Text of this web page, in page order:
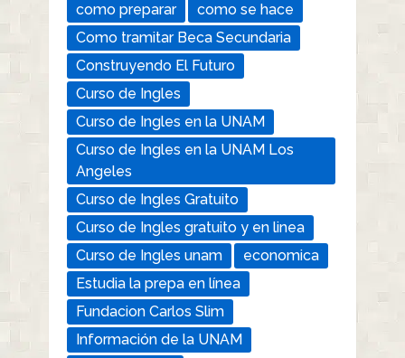
como preparar
como se hace
Como tramitar Beca Secundaria
Construyendo El Futuro
Curso de Ingles
Curso de Ingles en la UNAM
Curso de Ingles en la UNAM Los
Angeles
Curso de Ingles Gratuito
Curso de Ingles gratuito y en linea
Curso de Ingles unam
economica
Estudia la prepa en línea
Fundacion Carlos Slim
Información de la UNAM